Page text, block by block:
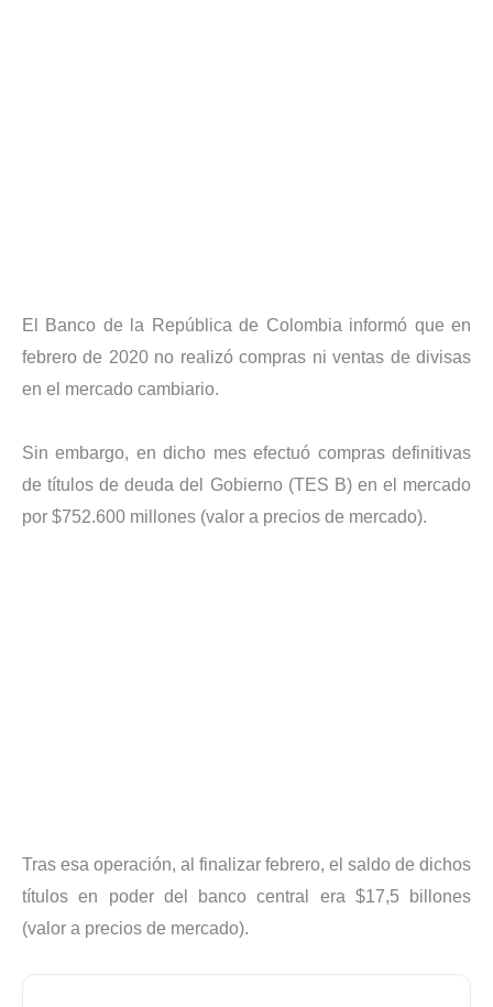
El Banco de la República de Colombia informó que en
febrero de 2020 no realizó compras ni ventas de divisas
en el mercado cambiario.
Sin embargo, en dicho mes efectuó compras definitivas
de títulos de deuda del Gobierno (TES B) en el mercado
por $752.600 millones (valor a precios de mercado).
Tras esa operación, al finalizar febrero, el saldo de dichos
títulos en poder del banco central era $17,5 billones
(valor a precios de mercado).